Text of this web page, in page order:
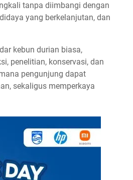
tanpa diimbangi dengan
yang berkelanjutan, dan
kebun durian biasa,
penelitian, konservasi, dan
pengunjung dapat
sekaligus memperkaya